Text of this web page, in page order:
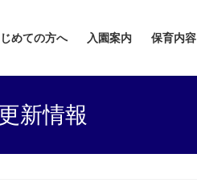
めての方へ 入園案内 保育内容
新情報